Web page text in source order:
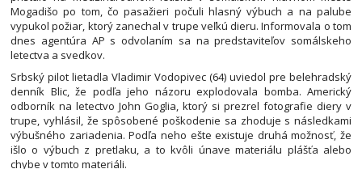
Mogadišo po tom, čo pasažieri počuli hlasný výbuch a na palube
vypukol požiar, ktorý zanechal v trupe veľkú dieru. Informovala o tom
dnes agentúra AP s odvolaním sa na predstaviteľov somálskeho
letectva a svedkov.
Srbský pilot lietadla Vladimir Vodopivec (64) uviedol pre belehradský
denník Blic, že podľa jeho názoru explodovala bomba. Americký
odborník na letectvo John Goglia, ktorý si prezrel fotografie diery v
trupe, vyhlásil, že spôsobené poškodenie sa zhoduje s následkami
výbušného zariadenia. Podľa neho ešte existuje druhá možnosť, že
išlo o výbuch z pretlaku, a to kvôli únave materiálu plášťa alebo
chybe v tomto materiáli.